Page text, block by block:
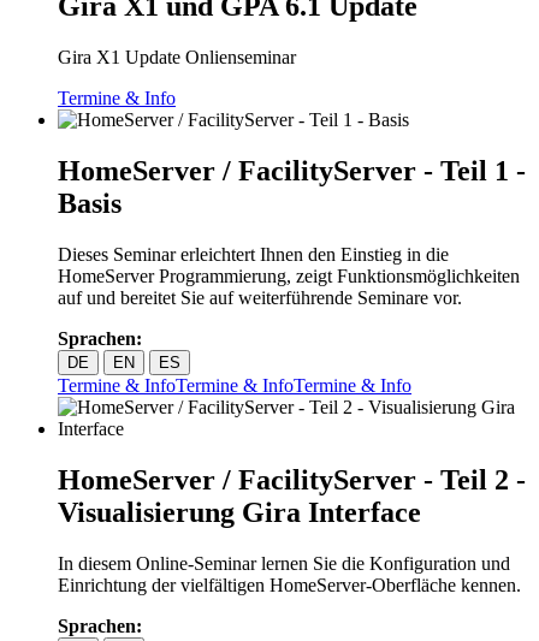
Gira X1 und GPA 6.1 Update
Gira X1 Update Onlienseminar
Termine & Info
HomeServer / FacilityServer - Teil 1 -
Basis
Dieses Seminar erleichtert Ihnen den Einstieg in die
HomeServer Programmierung, zeigt Funktionsmöglichkeiten
auf und bereitet Sie auf weiterführende Seminare vor.
Sprachen:
DE EN ES
Termine & InfoTermine & InfoTermine & Info
HomeServer / FacilityServer - Teil 2 -
Visualisierung Gira Interface
In diesem Online-Seminar lernen Sie die Konfiguration und
Einrichtung der vielfältigen HomeServer-Oberfläche kennen.
Sprachen: